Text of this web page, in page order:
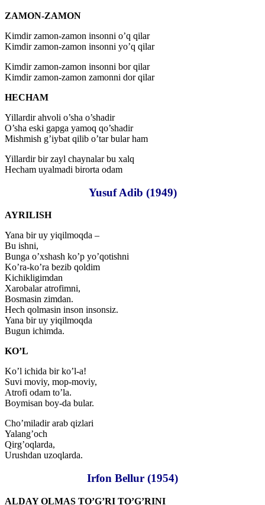
ZAMON-ZAMON
Kimdir zamon-zamon insonni o’q qilar
Kimdir zamon-zamon insonni yo’q qilar
Kimdir zamon-zamon insonni bor qilar
Kimdir zamon-zamon zamonni dor qilar
HECHAM
Yillardir ahvoli o’sha o’shadir
O’sha eski gapga yamoq qo’shadir
Mishmish g’iybat qilib o’tar bular ham
Yillardir bir zayl chaynalar bu xalq
Hecham uyalmadi birorta odam
Yusuf Adib (1949)
AYRILISH
Yana bir uy yiqilmoqda –
Bu ishni,
Bunga o’xshash ko’p yo’qotishni
Ko’ra-ko’ra bezib qoldim
Kichikligimdan
Xarobalar atrofimni,
Bosmasin zimdan.
Hech qolmasin inson insonsiz.
Yana bir uy yiqilmoqda
Bugun ichimda.
KO’L
Ko’l ichida bir ko’l-a!
Suvi moviy, mop-moviy,
Atrofi odam to’la.
Boymisan boy-da bular.
Cho’miladir arab qizlari
Yalang’och
Qirg’oqlarda,
Urushdan uzoqlarda.
Irfon Bellur (1954)
ALDAY OLMAS TO’G’RI TO’G’RINI